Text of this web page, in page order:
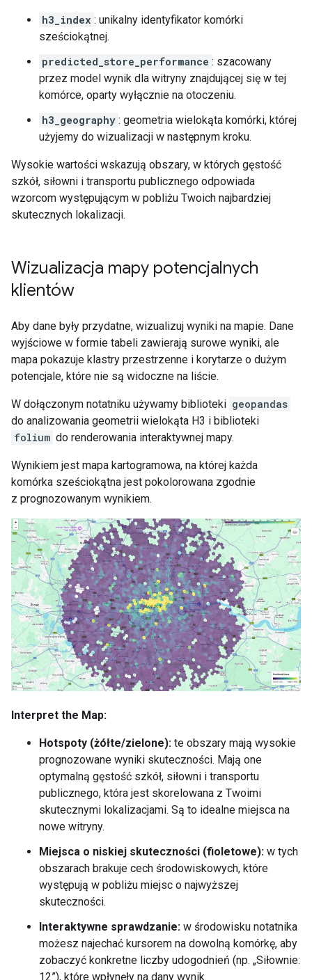
h3_index : unikalny identyfikator komórki
sześciokątnej.
predicted_store_performance : szacowany
przez model wynik dla witryny znajdującej się w tej
komórce, oparty wyłącznie na otoczeniu.
h3_geography : geometria wielokąta komórki, której
użyjemy do wizualizacji w następnym kroku.
Wysokie wartości wskazują obszary, w których gęstość
szkół, siłowni i transportu publicznego odpowiada
wzorcom występującym w pobliżu Twoich najbardziej
skutecznych lokalizacji.
Wizualizacja mapy potencjalnych
klientów
Aby dane były przydatne, wizualizuj wyniki na mapie. Dane
wyjściowe w formie tabeli zawierają surowe wyniki, ale
mapa pokazuje klastry przestrzenne i korytarze o dużym
potencjale, które nie są widoczne na liście.
W dołączonym notatniku używamy biblioteki geopandas
do analizowania geometrii wielokąta H3 i biblioteki
folium do renderowania interaktywnej mapy.
Wynikiem jest mapa kartogramowa, na której każda
komórka sześciokątna jest pokolorowana zgodnie
z prognozowanym wynikiem.
Interpret the Map:
Hotspoty (żółte/zielone): te obszary mają wysokie
prognozowane wyniki skuteczności. Mają one
optymalną gęstość szkół, siłowni i transportu
publicznego, która jest skorelowana z Twoimi
skutecznymi lokalizacjami. Są to idealne miejsca na
nowe witryny.
Miejsca o niskiej skuteczności (fioletowe): w tych
obszarach brakuje cech środowiskowych, które
występują w pobliżu miejsc o najwyższej
skuteczności.
Interaktywne sprawdzanie: w środowisku notatnika
możesz najechać kursorem na dowolną komórkę, aby
zobaczyć konkretne liczby udogodnień (np. „Siłownie:
12”), które wpłynęły na dany wynik.